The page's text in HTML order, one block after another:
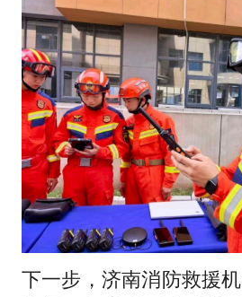
下一步，济南消防救援